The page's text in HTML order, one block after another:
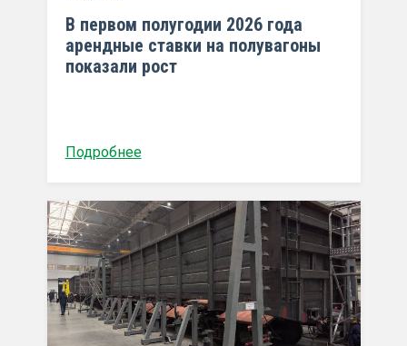
В первом полугодии 2026 года
арендные ставки на полувагоны
показали рост
Подробнее